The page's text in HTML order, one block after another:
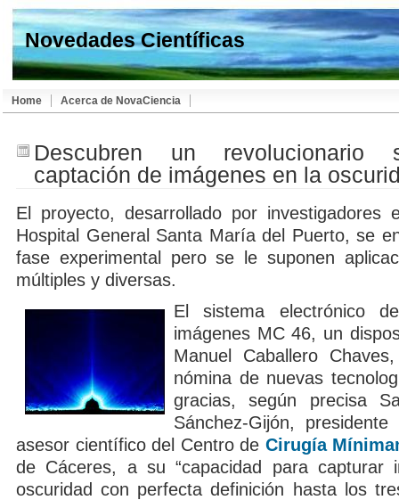
Novedades Científicas
Home Acerca de NovaCiencia
Descubren un revolucionario
captación de imágenes en la
El proyecto, desarrollado por investigadores
Hospital General Santa María del Puerto, se
fase experimental pero se le suponen
múltiples y diversas.
El sistema electrónico
imágenes MC 46, un
Manuel Caballero
nómina de nuevas
gracias, según precisa
Sánchez-Gijón,
asesor científico del Centro de Cirugía
de Cáceres, a su “capacidad para capturar
oscuridad con perfecta definición hasta los